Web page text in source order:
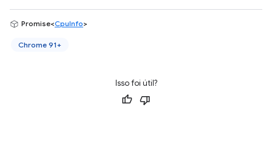
Promise<CpuInfo>
Chrome 91+
Isso foi útil?